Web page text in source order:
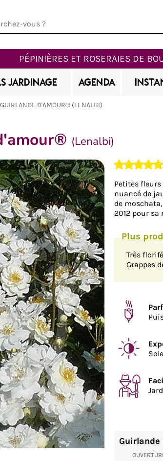
PÉPINIÈRES ET ROSERAIES DE
JARDINAGE AGENDA
GUIRLANDE D'AMOUR® (LENALBI)
(Lenalbi)
Ajouter à mes favoris
Petites fleurs
nuancé de
de
2012 pour sa
Très
Grappes
Guirlande